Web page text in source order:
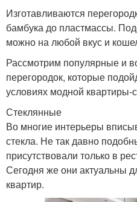
Изготавливаются
бамбука до пластмассы.
можно на любой вкус и
Рассмотрим популярные и
перегородок, которые
условиях модной квартиры-
Стеклянные
Во многие интерьеры
стекла. Не так давно
присутствовали только в
Сегодня же они актуальны
квартир.